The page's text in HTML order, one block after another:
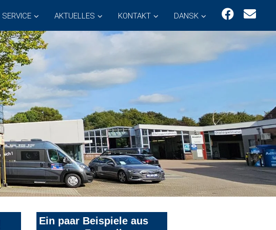
SERVICE AKTUELLES KONTAKT DANSK
Ein paar Beispiele aus